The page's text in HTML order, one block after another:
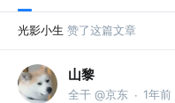
光影小生 赞了这篇文章
山黎
全干 @京东 · 1年前